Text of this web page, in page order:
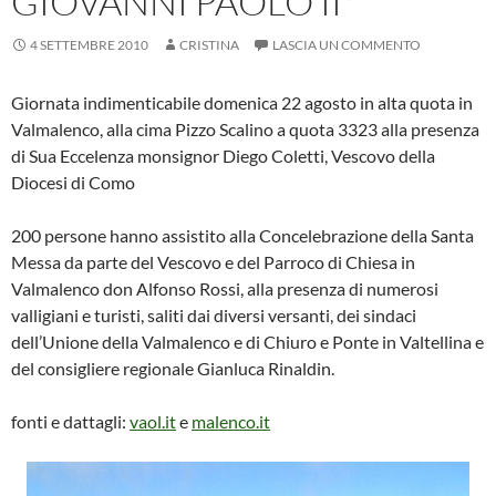
4 SETTEMBRE 2010 CRISTINA LASCIA UN COMMENTO
Giornata indimenticabile domenica 22 agosto in alta quota in
Valmalenco, alla cima Pizzo Scalino a quota 3323 alla presenza
di Sua Eccelenza monsignor Diego Coletti, Vescovo della
Diocesi di Como
200 persone hanno assistito alla Concelebrazione della Santa
Messa da parte del Vescovo e del Parroco di Chiesa in
Valmalenco don Alfonso Rossi, alla presenza di numerosi
valligiani e turisti, saliti dai diversi versanti, dei sindaci
dell’Unione della Valmalenco e di Chiuro e Ponte in Valtellina e
del consigliere regionale Gianluca Rinaldin.
fonti e dattagli: vaol.ite malenco.it